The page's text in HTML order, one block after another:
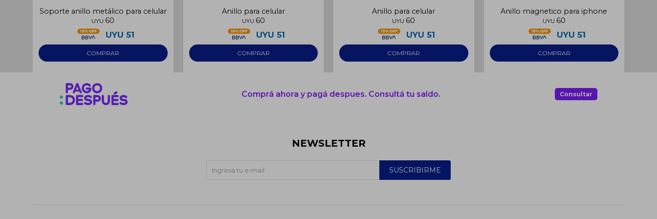
Soporte anillo metálico para celular
UYU 60
UYU 51
Anillo para celular
UYU 60
UYU 51
Anillo para celular
UYU 60
UYU 51
Anillo magnetico para iphone
UYU 60
UYU 51
Comprá ahora y pagá despues. Consultá tu saldo. Consultar
NEWSLETTER
SUSCRIBIRME